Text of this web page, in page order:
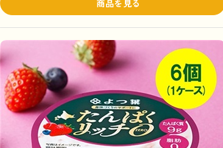
商品を見る